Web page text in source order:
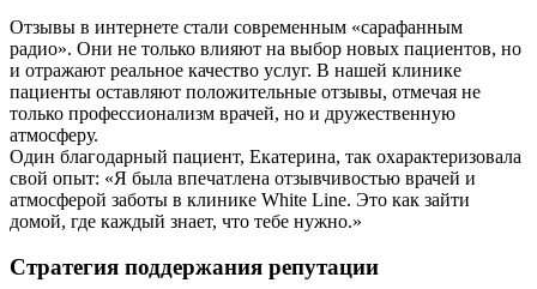
Отзывы в интернете стали современным «сарафанным
радио». Они не только влияют на выбор новых пациентов, но
и отражают реальное качество услуг. В нашей клинике
пациенты оставляют положительные отзывы, отмечая не
только профессионализм врачей, но и дружественную
атмосферу.
Один благодарный пациент, Екатерина, так охарактеризовала
свой опыт: «Я была впечатлена отзывчивостью врачей и
атмосферой заботы в клинике White Line. Это как зайти
домой, где каждый знает, что тебе нужно.»
Стратегия поддержания репутации